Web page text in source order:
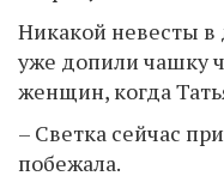
Никакой невесты
уже допили чашку
женщин, когда
– Светка сейчас
побежала.